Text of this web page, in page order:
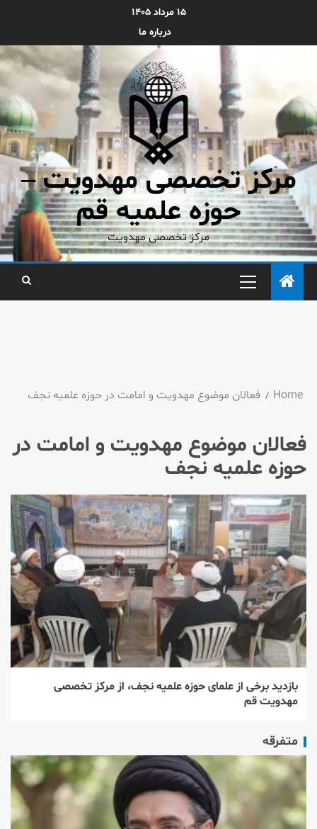
۱۵ مرداد ۱۴۰۵
درباره ما
مرکز تخصصی مهدویت –
حوزه علمیه قم
مرکز تخصصی مهدویت
Home فعالان موضوع مهدویت و امامت در حوزه علمیه نجف
فعالان موضوع مهدویت و امامت در
حوزه علمیه نجف
بازدید برخی از علمای حوزه علمیه نجف، از مركز تخصصی
مهدویت قم
متفرقه